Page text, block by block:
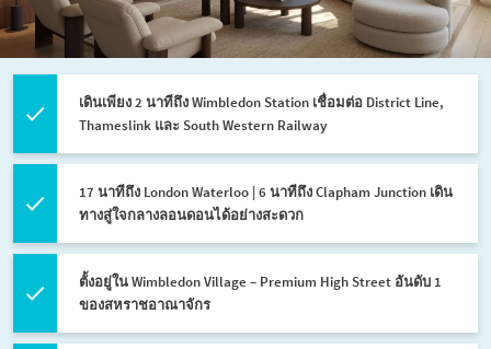
เดินเพียง 2 นาทีถึง Wimbledon Station เชื่อมต่อ District Line,
Thameslink และ South Western Railway
17 นาทีถึง London Waterloo | 6 นาทีถึง Clapham Junction เดิน
ทางสู่ใจกลางลอนดอนได้อย่างสะดวก
ตั้งอยู่ใน Wimbledon Village – Premium High Street อันดับ 1
ของสหราชอาณาจักร